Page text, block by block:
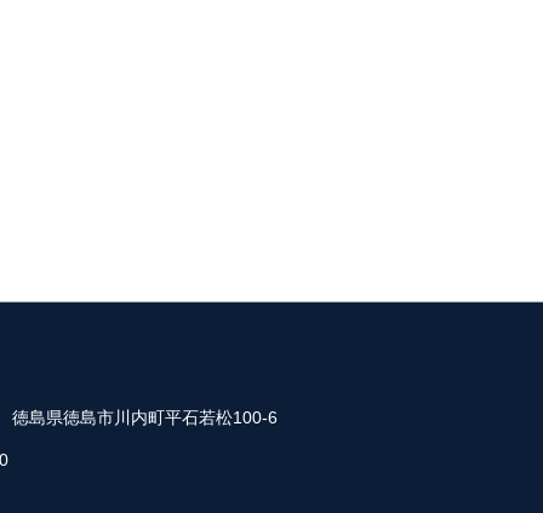
島県徳島市川内町平石若松100-6